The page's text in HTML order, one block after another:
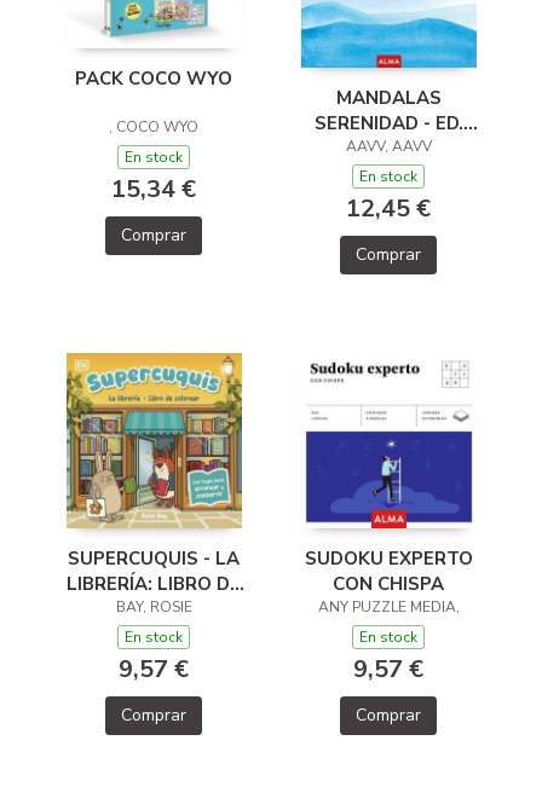
PACK COCO WYO
, COCO WYO
En stock
15,34 €
Comprar
MANDALAS
SERENIDAD - ED.
2026 (COL. HOBBIES)
AAVV, AAVV
En stock
12,45 €
Comprar
SUPERCUQUIS - LA
LIBRERÍA: LIBRO DE
COLOREAR
BAY, ROSIE
En stock
9,57 €
Comprar
SUDOKU EXPERTO
CON CHISPA
ANY PUZZLE MEDIA,
En stock
9,57 €
Comprar